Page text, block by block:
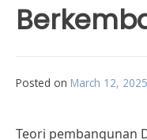
Posted on March 12, 2025
Teori pembangunan